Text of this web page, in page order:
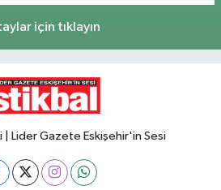
için tıklayın
Lider Gazete Eskişehir'in Sesi